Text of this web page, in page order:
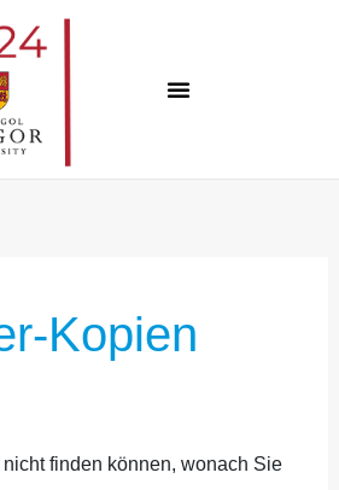
Kopien
finden können, wonach Sie